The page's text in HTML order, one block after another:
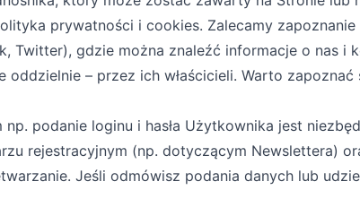
prywatności i cookies. Zalecamy zapoznanie
Twitter), gdzie można znaleźć informacje o nas i
– przez ich właścicieli. Warto
podanie loginu i hasła Użytkownika jest
rejestracyjnym (np. dotyczącym Newslettera)
Jeśli odmówisz podania danych lub